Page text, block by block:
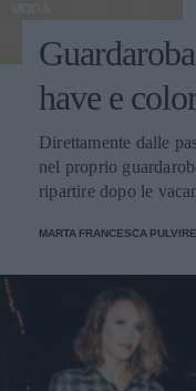
MODA
have e
Direttamente dalle
nel proprio
ripartire dopo le
MARTA FRANCESCA